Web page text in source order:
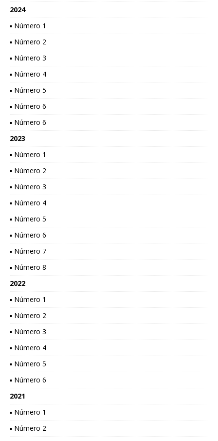
2024
▪ Número 1
▪ Número 2
▪ Número 3
▪ Número 4
▪ Número 5
▪ Número 6
▪ Número 6
2023
▪ Número 1
▪ Número 2
▪ Número 3
▪ Número 4
▪ Número 5
▪ Número 6
▪ Número 7
▪ Número 8
2022
▪ Número 1
▪ Número 2
▪ Número 3
▪ Número 4
▪ Número 5
▪ Número 6
2021
▪ Número 1
▪ Número 2